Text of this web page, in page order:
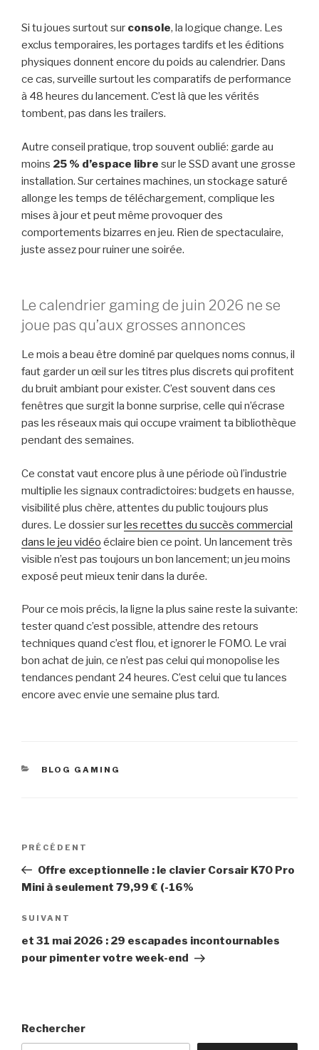
Si tu joues surtout sur console, la logique change. Les
exclus temporaires, les portages tardifs et les éditions
physiques donnent encore du poids au calendrier. Dans
ce cas, surveille surtout les comparatifs de performance
à 48 heures du lancement. C’est là que les vérités
tombent, pas dans les trailers.
Autre conseil pratique, trop souvent oublié: garde au
moins 25 % d’espace libre sur le SSD avant une grosse
installation. Sur certaines machines, un stockage saturé
allonge les temps de téléchargement, complique les
mises à jour et peut même provoquer des
comportements bizarres en jeu. Rien de spectaculaire,
juste assez pour ruiner une soirée.
Le calendrier gaming de juin 2026 ne se
joue pas qu’aux grosses annonces
Le mois a beau être dominé par quelques noms connus, il
faut garder un œil sur les titres plus discrets qui profitent
du bruit ambiant pour exister. C’est souvent dans ces
fenêtres que surgit la bonne surprise, celle qui n’écrase
pas les réseaux mais qui occupe vraiment ta bibliothèque
pendant des semaines.
Ce constat vaut encore plus à une période où l’industrie
multiplie les signaux contradictoires: budgets en hausse,
visibilité plus chère, attentes du public toujours plus
dures. Le dossier surles recettes du succès commercial
dans le jeu vidéo éclaire bien ce point. Un lancement très
visible n’est pas toujours un bon lancement; un jeu moins
exposé peut mieux tenir dans la durée.
Pour ce mois précis, la ligne la plus saine reste la suivante:
tester quand c’est possible, attendre des retours
techniques quand c’est flou, et ignorer le FOMO. Le vrai
bon achat de juin, ce n’est pas celui qui monopolise les
tendances pendant 24 heures. C’est celui que tu lances
encore avec envie une semaine plus tard.
CATÉGORIES
BLOG GAMING
Navigation
l’article
Article
précédent
PRÉCÉDENT
Offre exceptionnelle : le clavier Corsair K70 Pro
Mini à seulement 79,99 € (-16%
Article
suivant
SUIVANT
et 31 mai 2026 : 29 escapades incontournables
pour pimenter votre week-end
Rechercher